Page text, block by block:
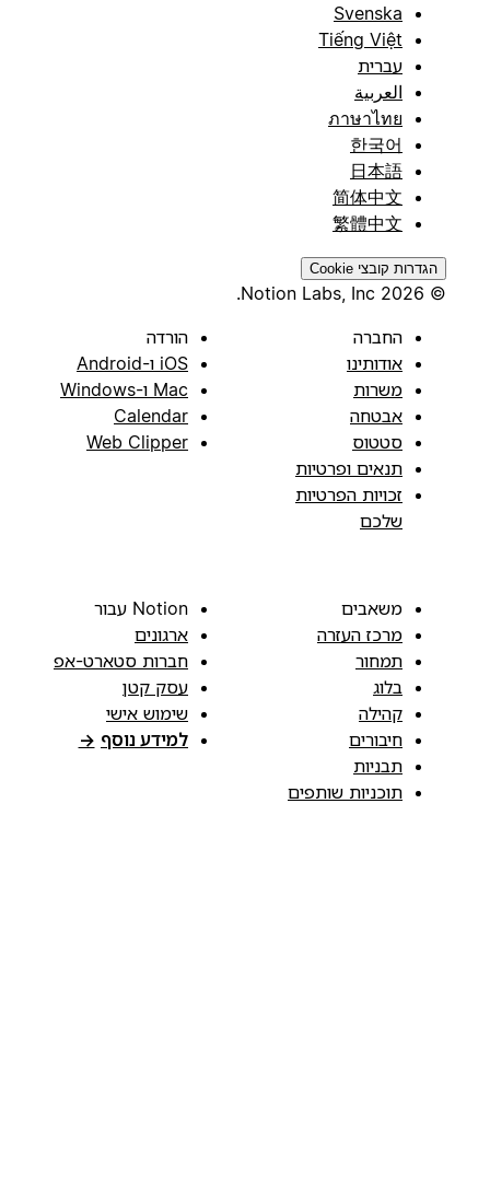
Svenska
Tiếng Việt
עברית
العربية
ภาษาไทย
한국어
日本語
简体中文
繁體中文
הגדרות קובצי Cookie
החברה
אודותינו
משרות
אבטחה
סטטוס
תנאים ופרטיות
זכויות הפרטיות
שלכם
הורדה
iOS ו-Android
Mac ו-Windows
Calendar
Web Clipper
משאבים
מרכז העזרה
תמחור
בלוג
קהילה
חיבורים
תבניות
תוכניות שותפים
Notion עבור
ארגונים
חברות סטארט-אפ
עסק קטן
שימוש אישי
למידע נוסף →